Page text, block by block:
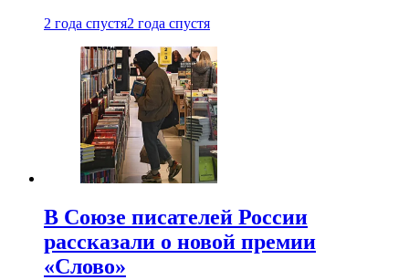
2 года спустя2 года спустя
В Союзе писателей России
рассказали о новой премии
«Слово»